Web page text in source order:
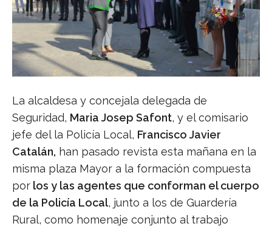
La alcaldesa y concejala delegada de
Seguridad, Maria Josep Safont, y el comisario
jefe del la Policía Local, Francisco Javier
Catalán, han pasado revista esta mañana en la
misma plaza Mayor a la formación compuesta
por los y las agentes que conforman el cuerpo
de la Policía Local, junto a los de Guardería
Rural, como homenaje conjunto al trabajo